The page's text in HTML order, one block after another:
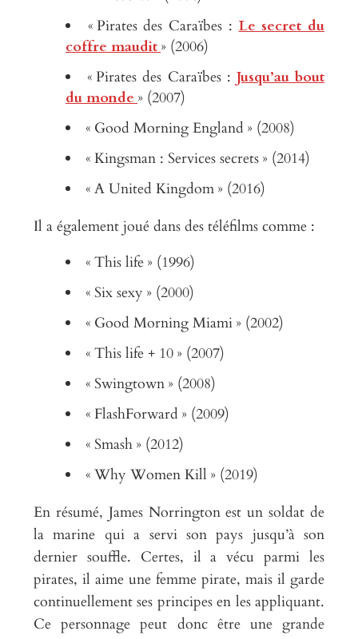
« Pirates des Caraïbes : Le secret du
coffre maudit » (2006)
« Pirates des Caraïbes : Jusqu’au bout
du monde » (2007)
« Good Morning England » (2008)
« Kingsman : Services secrets » (2014)
« A United Kingdom » (2016)
Il a également joué dans des téléfilms comme :
« This life » (1996)
« Six sexy » (2000)
« Good Morning Miami » (2002)
« This life + 10 » (2007)
« Swingtown » (2008)
« FlashForward » (2009)
« Smash » (2012)
« Why Women Kill » (2019)
En résumé, James Norrington est un soldat de
la marine qui a servi son pays jusqu’à son
dernier souffle. Certes, il a vécu parmi les
pirates, il aime une femme pirate, mais il garde
continuellement ses principes en les appliquant.
Ce personnage peut donc être une grande